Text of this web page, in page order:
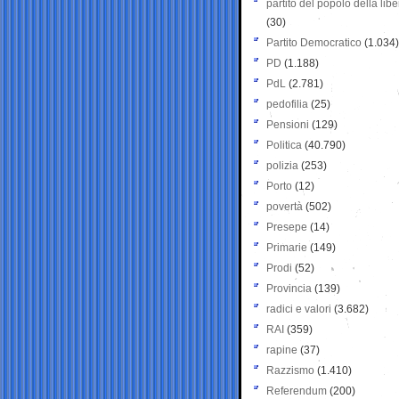
partito del popolo della
(30)
Partito Democratico (1.034)
PD (1.188)
PdL (2.781)
pedofilia (25)
Pensioni (129)
Politica (40.790)
polizia (253)
Porto (12)
povertà (502)
Presepe (14)
Primarie (149)
Prodi (52)
Provincia (139)
radici e valori (3.682)
RAI (359)
rapine (37)
Razzismo (1.410)
Referendum (200)